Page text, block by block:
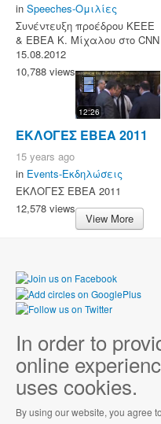
in Speeches-Ομιλίες
Συνέντευξη προέδρου ΚΕΕΕ
& ΕΒΕΑ Κ. Μίχαλου στο CNN
15.08.2012
10,788 views
12:26
ΕΚΛΟΓΕΣ ΕΒΕΑ 2011
15 years ago
in Events-Εκδηλώσεις
ΕΚΛΟΓΕΣ ΕΒΕΑ 2011
12,578 views
View More
In order to
online
uses cookies.
By using our website, you agree